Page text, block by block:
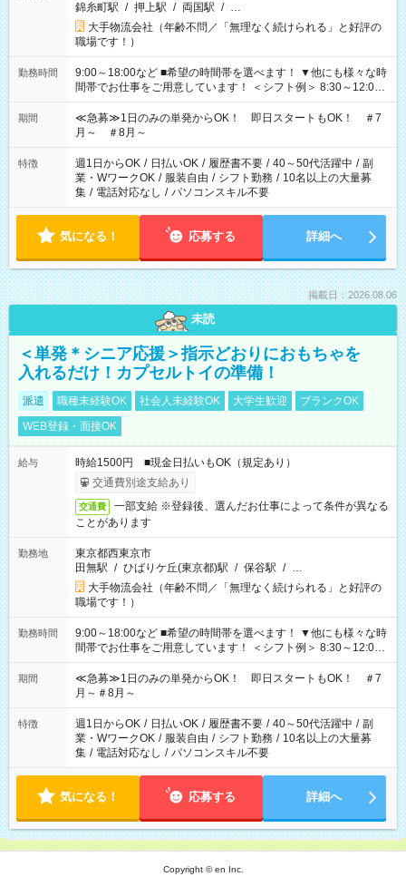
錦糸町駅 / 押上駅 / 両国駅 / …
大手物流会社（年齢不問／「無理なく続けられる」と好評の
職場です！）
勤務時間
9:00～18:00など ■希望の時間帯を選べます！ ▼他にも様々な時
間帯でお仕事をご用意しています！ ＜シフト例＞ 8:30～12:00
17:00～22:00 13:00～22:00 22:00～翌6:00 など
期間
≪急募≫1日のみの単発からOK！ 即日スタートもOK！ ＃7
月～ ＃8月～
特徴 週1日からOK / 日払いOK / 履歴書不要 / 40～50代活躍中 / 副
業・WワークOK / 服装自由 / シフト勤務 / 10名以上の大量募
集 / 電話対応なし / パソコンスキル不要
気になる！ 応募する 詳細へ
掲載日：2026.08.06
未読
＜単発＊シニア応援＞指示どおりにおもちゃを
入れるだけ！カプセルトイの準備！
派遣 職種未経験OK 社会人未経験OK 大学生歓迎
ブランクOK
WEB登録・面接OK
給与
時給1500円 ■現金日払いもOK（規定あり）
交通費別途支給あり
交通費
一部支給 ※登録後、選んだお仕事によって条件が異なる
ことがあります
勤務地
東京都西東京市
田無駅 / ひばりケ丘(東京都)駅 / 保谷駅 / …
大手物流会社（年齢不問／「無理なく続けられる」と好評の
職場です！）
勤務時間
9:00～18:00など ■希望の時間帯を選べます！ ▼他にも様々な時
間帯でお仕事をご用意しています！ ＜シフト例＞ 8:30～12:00
17:00～22:00 13:00～22:00 22:00～翌6:00 など
期間
≪急募≫1日のみの単発からOK！ 即日スタートもOK！ ＃7
月～＃8月～
特徴 週1日からOK / 日払いOK / 履歴書不要 / 40～50代活躍中 / 副
業・WワークOK / 服装自由 / シフト勤務 / 10名以上の大量募
集 / 電話対応なし / パソコンスキル不要
気になる！ 応募する 詳細へ
Copyright © en Inc.